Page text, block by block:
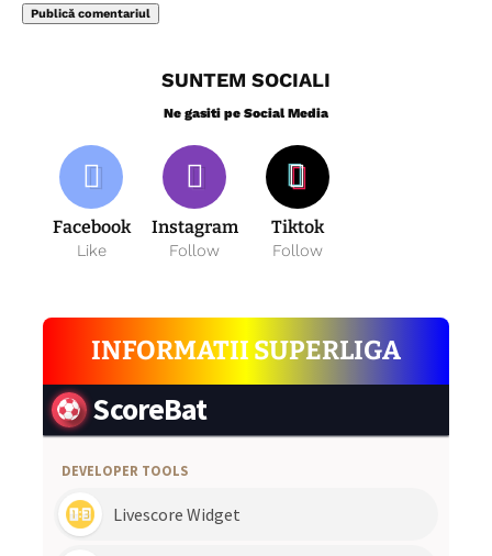
SUNTEM SOCIALI
Ne gasiti pe Social Media
Facebook
Like
Instagram
Follow
Tiktok
Follow
INFORMATII SUPERLIGA